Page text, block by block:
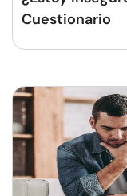
Cuestionario